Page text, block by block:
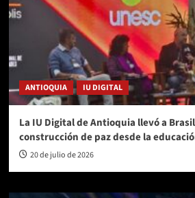
ANTIOQUIA IU DIGITAL
La IU Digital de Antioquia llevó a
construcción de paz desde la
20 de julio de 2026